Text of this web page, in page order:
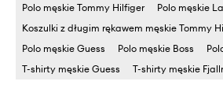
Polo męskie Tommy Hilfiger
Polo męskie
Koszulki z długim rękawem męskie Tommy
Polo męskie Guess
Polo męskie Boss
T-shirty męskie Guess
T-shirty męskie